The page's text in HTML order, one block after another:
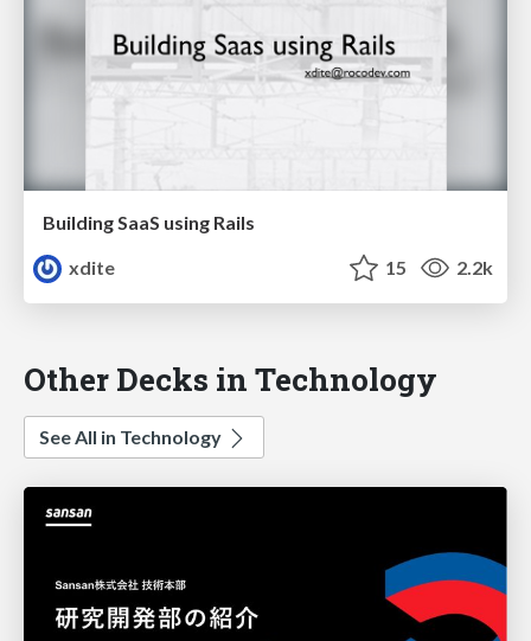
Building SaaS using Rails
xdite
15 2.2k
Other Decks in Technology
See All in Technology